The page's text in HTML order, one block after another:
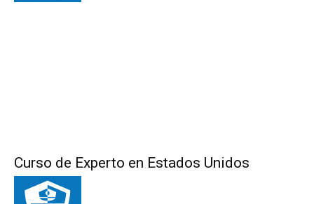
Curso de Experto en Estados Unidos